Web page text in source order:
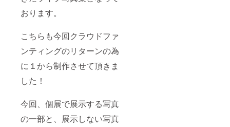
おります。
こちらも今回クラウドファ
ンティングのリターンの為
に１から制作させて頂きま
した！
今回、個展で展示する写真
の一部と、展示しない写真